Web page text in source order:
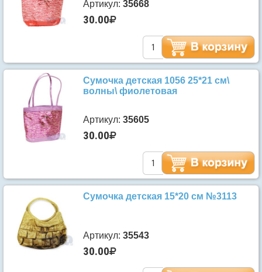
Артикул: 35668
30.00
Сумочка детская 1056 25*21 см\
волны\ фиолетовая
Артикул: 35605
30.00
Сумочка детская 15*20 см №3113
Артикул: 35543
30.00